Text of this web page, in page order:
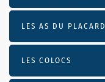
LES AS DU PLACARD
LES COLOCS